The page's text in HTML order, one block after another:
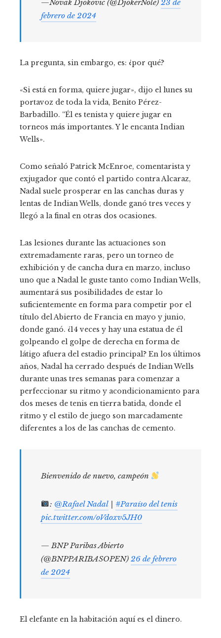
—Novak Djokovic (@DjokerNole) 23 de
febrero de 2024
La pregunta, sin embargo, es: ¿por qué?
«Si está en forma, quiere jugar», dijo el lunes su
portavoz de toda la vida, Benito Pérez-
Barbadillo. “Él es tenista y quiere jugar en
torneos más importantes. Y le encanta Indian
Wells».
Como señaló Patrick McEnroe, comentarista y
exjugador que contó el partido contra Alcaraz,
Nadal suele prosperar en las canchas duras y
lentas de Indian Wells, donde ganó tres veces y
llegó a la final en otras dos ocasiones.
Las lesiones durante las actuaciones son
extremadamente raras, pero un torneo de
exhibición y de cancha dura en marzo, incluso
uno que a Nadal le guste tanto como Indian Wells,
aumentará sus posibilidades de estar lo
suficientemente en forma para competir por el
título del Abierto de Francia en mayo y junio,
donde ganó. ¿14 veces y hay una estatua de él
golpeando el golpe de derecha en forma de
látigo afuera del estadio principal? En los últimos
años, Nadal ha cerrado después de Indian Wells
durante unas tres semanas para comenzar a
perfeccionar su ritmo y acondicionamiento para
dos meses de tenis en tierra batida, donde el
ritmo y el estilo de juego son marcadamente
diferentes a los de las canchas de cemento.
Bienvenido de nuevo, campeón
: @Rafael Nadal| #Paraíso del tenis
pic.twitter.com/oVdoxv5JH0
— BNP Paribas Abierto
(@BNPPARIBASOPEN) 26 de febrero
de 2024
El elefante en la habitación aquí es el dinero.